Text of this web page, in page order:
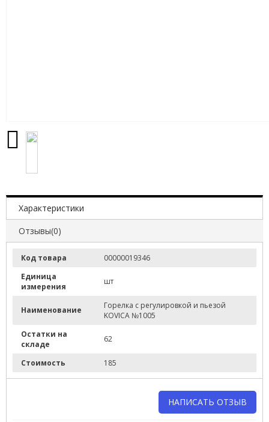
Характеристики
Отзывы(0)
Код товара
00000019346
Единица
измерения
шт
Наименование
Горелка с регулировкой и пьезой
KOVICA №1005
Остатки на
складе
62
Стоимость 185
НАПИСАТЬ ОТЗЫВ